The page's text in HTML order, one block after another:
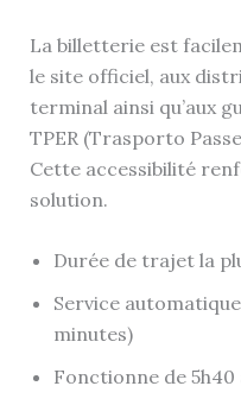
La billetterie est
le site officiel, aux
terminal ainsi qu’aux
TPER (Trasporto
Cette accessibilité
solution.
Durée de trajet la
Service
minutes)
Fonctionne de